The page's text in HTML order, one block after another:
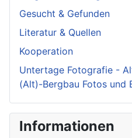
Gesucht & Gefunden
Literatur & Quellen
Kooperation
Untertage Fotografie -
(Alt)-Bergbau Fotos und
Informationen